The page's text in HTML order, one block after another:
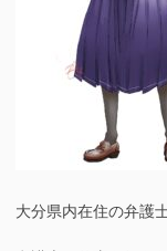
大分県内在住の弁護